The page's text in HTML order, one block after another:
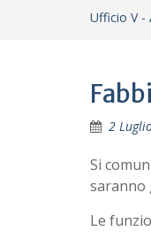
Ufficio V -
2
Si
saranno
Le